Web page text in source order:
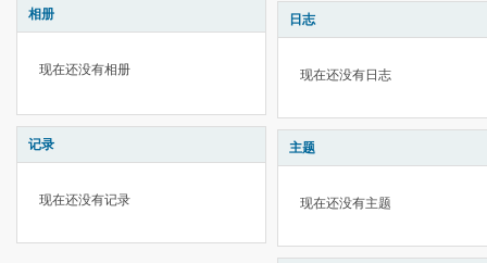
相册
现在还没有相册
记录
现在还没有记录
日志
现在还没有日志
主题
现在还没有主题